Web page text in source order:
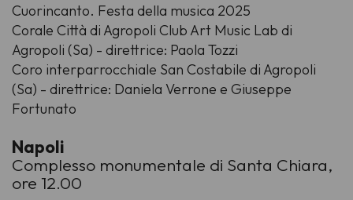
Cuorincanto. Festa della musica 2025
Corale Città di Agropoli Club Art Music Lab di
Agropoli (Sa) - direttrice: Paola Tozzi
Coro interparrocchiale San Costabile di Agropoli
(Sa) - direttrice: Daniela Verrone e Giuseppe
Fortunato
Napoli
Complesso monumentale di Santa Chiara,
ore 12.00